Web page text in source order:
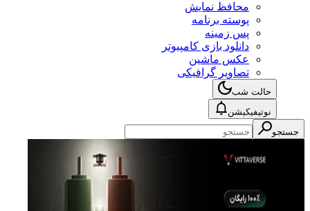
محافظ نمایش
پوسته برنامه
پس زمینه
دانلود بازی کامپیوتر
عکس ماشین
تصاویر گرافیکی
حالت شب
نوتیفیکیشن
جستجو